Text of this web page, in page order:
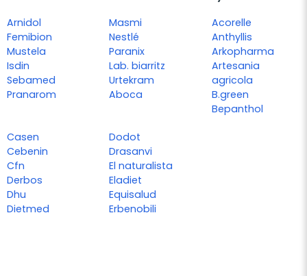
Arnidol
Femibion
Mustela
Isdin
Sebamed
Pranarom
Masmi
Nestlé
Paranix
Lab. biarritz
Urtekram
Aboca
Acorelle
Anthyllis
Arkopharma
Artesania
agricola
B.green
Bepanthol
Casen
Cebenin
Cfn
Derbos
Dhu
Dietmed
Dodot
Drasanvi
El naturalista
Eladiet
Equisalud
Erbenobili